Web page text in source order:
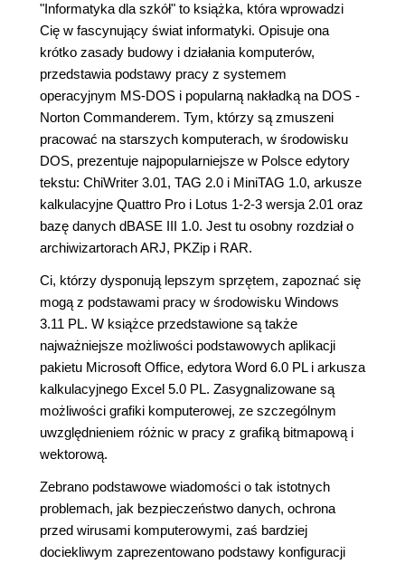
"Informatyka dla szkół" to książka, która wprowadzi
Cię w fascynujący świat informatyki. Opisuje ona
krótko zasady budowy i działania komputerów,
przedstawia podstawy pracy z systemem
operacyjnym MS-DOS i popularną nakładką na DOS -
Norton Commanderem. Tym, którzy są zmuszeni
pracować na starszych komputerach, w środowisku
DOS, prezentuje najpopularniejsze w Polsce edytory
tekstu: ChiWriter 3.01, TAG 2.0 i MiniTAG 1.0, arkusze
kalkulacyjne Quattro Pro i Lotus 1-2-3 wersja 2.01 oraz
bazę danych dBASE III 1.0. Jest tu osobny rozdział o
archiwizartorach ARJ, PKZip i RAR.
Ci, którzy dysponują lepszym sprzętem, zapoznać się
mogą z podstawami pracy w środowisku Windows
3.11 PL. W książce przedstawione są także
najważniejsze możliwości podstawowych aplikacji
pakietu Microsoft Office, edytora Word 6.0 PL i arkusza
kalkulacyjnego Excel 5.0 PL. Zasygnalizowane są
możliwości grafiki komputerowej, ze szczególnym
uwzględnieniem różnic w pracy z grafiką bitmapową i
wektorową.
Zebrano podstawowe wiadomości o tak istotnych
problemach, jak bezpieczeństwo danych, ochrona
przed wirusami komputerowymi, zaś bardziej
dociekliwym zaprezentowano podstawy konfiguracji